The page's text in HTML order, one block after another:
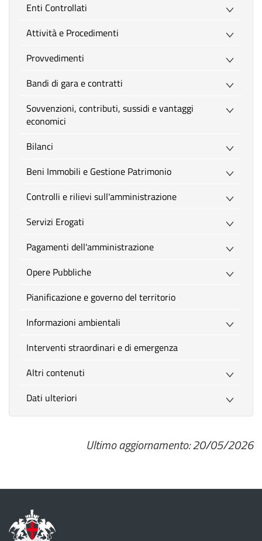
Enti Controllati
Attività e Procedimenti
Provvedimenti
Bandi di gara e contratti
Sovvenzioni, contributi, sussidi e vantaggi
economici
Bilanci
Beni Immobili e Gestione Patrimonio
Controlli e rilievi sull'amministrazione
Servizi Erogati
Pagamenti dell'amministrazione
Opere Pubbliche
Pianificazione e governo del territorio
Informazioni ambientali
Interventi straordinari e di emergenza
Altri contenuti
Dati ulteriori
Ultimo aggiornamento: 20/05/2026